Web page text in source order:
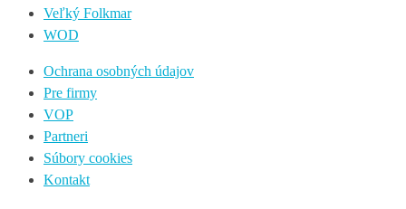
Veľký Folkmar
WOD
Ochrana osobných údajov
Pre firmy
VOP
Partneri
Súbory cookies
Kontakt